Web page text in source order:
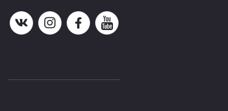
Наша группа в ВК
Наша страница в Instagram
Наша группа в Facebook
Наш канал на YouTube